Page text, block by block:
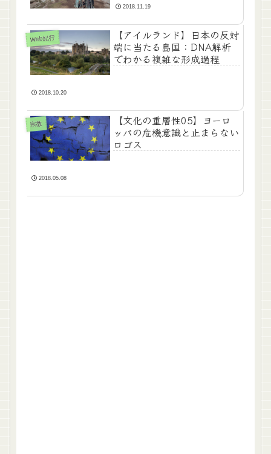
2018.11.19
Web紀行
【アイルランド】日本の反対
端に当たる島国：DNA解析
でわかる複雑な形成過程
2018.10.20
宗教
【文化の重層性05】ヨーロ
ッパの危機意識と止まらない
ロゴス
2018.05.08